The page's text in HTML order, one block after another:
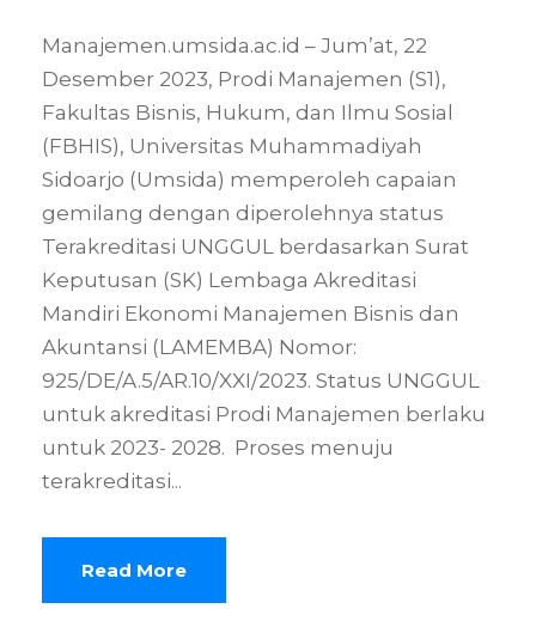
Manajemen.umsida.ac.id – Jum’at, 22
Desember 2023, Prodi Manajemen (S1),
Fakultas Bisnis, Hukum, dan Ilmu Sosial
(FBHIS), Universitas Muhammadiyah
Sidoarjo (Umsida) memperoleh capaian
gemilang dengan diperolehnya status
Terakreditasi UNGGUL berdasarkan Surat
Keputusan (SK) Lembaga Akreditasi
Mandiri Ekonomi Manajemen Bisnis dan
Akuntansi (LAMEMBA) Nomor:
925/DE/A.5/AR.10/XXI/2023. Status UNGGUL
untuk akreditasi Prodi Manajemen berlaku
untuk 2023- 2028. Proses menuju
terakreditasi...
Read More